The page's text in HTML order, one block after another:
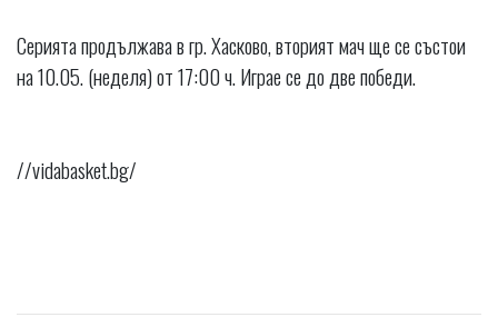
Серията продължава в гр. Хасково, вторият мач ще се състои
на 10.05. (неделя) от 17:00 ч. Играе се до две победи.
//vidabasket.bg/